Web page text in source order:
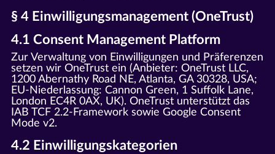
§ 4 Einwilligungsmanagement (OneTrust)
4.1 Consent Management Platform
Zur Verwaltung von Einwilligungen und Präferenzen
setzen wir OneTrust ein (Anbieter: OneTrust LLC,
1200 Abernathy Road NE, Atlanta, GA 30328, USA;
EU-Niederlassung: Cannon Green, 1 Suffolk Lane,
London EC4R 0AX, UK). OneTrust unterstützt das
IAB TCF 2.2-Framework sowie Google Consent
Mode v2.
4.2 Einwilligungskategorien